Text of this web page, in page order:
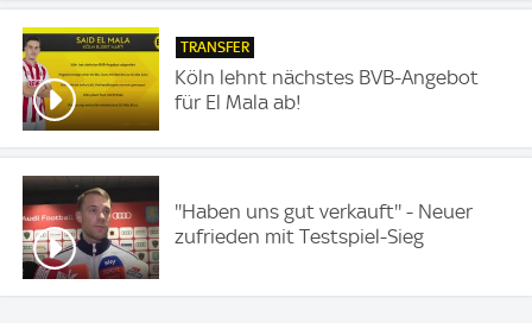
TRANSFER
Köln lehnt nächstes BVB-Angebot
für El Mala ab!
''Haben uns gut verkauft'' - Neuer
zufrieden mit Testspiel-Sieg